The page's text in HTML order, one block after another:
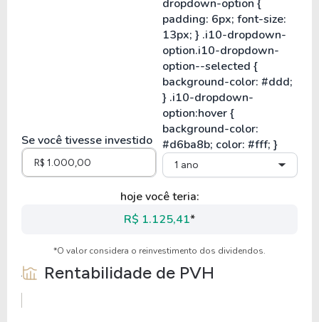
Se você tivesse investido
1 ano
hoje você teria:
R$ 1.125,41*
*O valor considera o reinvestimento dos dividendos.
Rentabilidade de PVH